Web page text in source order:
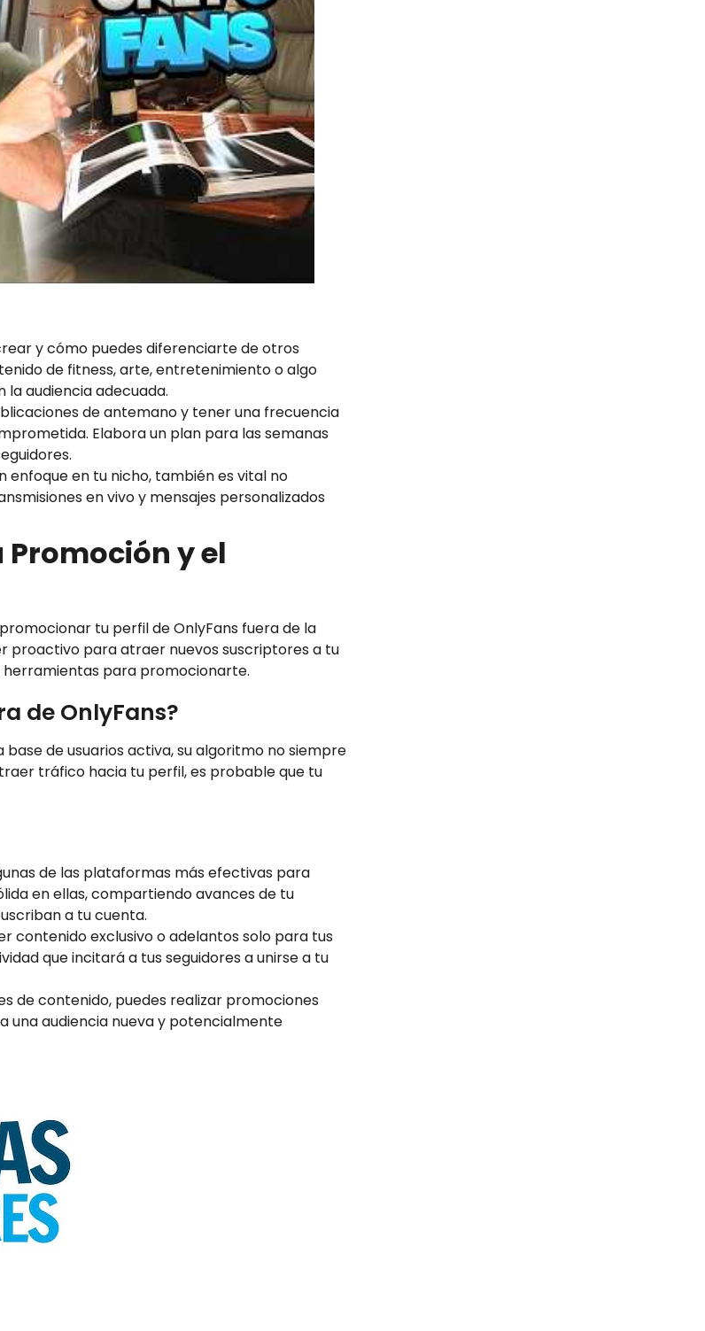
y cómo puedes diferenciarte de otros
de fitness, arte, entretenimiento o algo
audiencia adecuada.
de antemano y tener una frecuencia
Elabora un plan para las semanas
enfoque en tu nicho, también es vital no
en vivo y mensajes personalizados
y el
tu perfil de OnlyFans fuera de la
proactivo para atraer nuevos suscriptores a tu
para promocionarte.
de OnlyFans?
de usuarios activa, su algoritmo no siempre
tráfico hacia tu perfil, es probable que tu
de las plataformas más efectivas para
en ellas, compartiendo avances de tu
a tu cuenta.
contenido exclusivo o adelantos solo para tus
que incitará a tus seguidores a unirse a tu
de contenido, puedes realizar promociones
una audiencia nueva y potencialmente